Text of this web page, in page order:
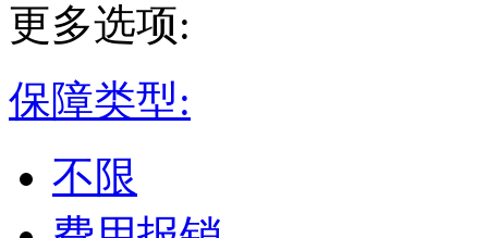
更多选项:
保障类型:
不限